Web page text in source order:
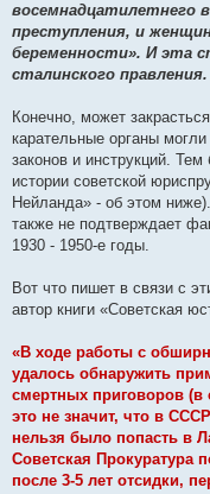
восемнадцатилетнего
преступления, и
беременности». И эта
сталинского правления.
Конечно, может
карательные органы
законов и инструкций.
истории советской
Нейланда» - об этом
также не подтверждает
1930 - 1950-е годы.
Вот что пишет в связи с
автор книги «Советская
«В ходе работы с
удалось обнаружить
смертных приговоров
это не значит, что в
нельзя было попасть в
Советская Прокуратура
после 3-5 лет отсидки,